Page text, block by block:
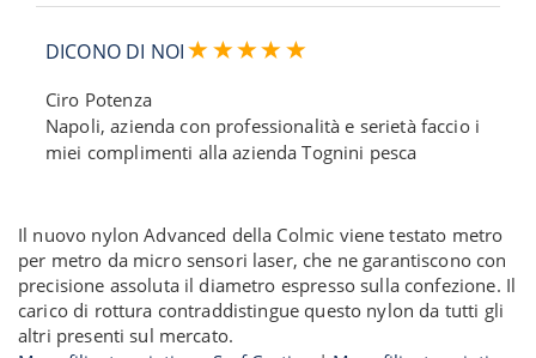
DICONO DI NOI
Ciro Potenza
Napoli, azienda con professionalità e serietà faccio i
miei complimenti alla azienda Tognini pesca
Il nuovo nylon Advanced della Colmic viene testato metro
per metro da micro sensori laser, che ne garantiscono con
precisione assoluta il diametro espresso sulla confezione. Il
carico di rottura contraddistingue questo nylon da tutti gli
altri presenti sul mercato.